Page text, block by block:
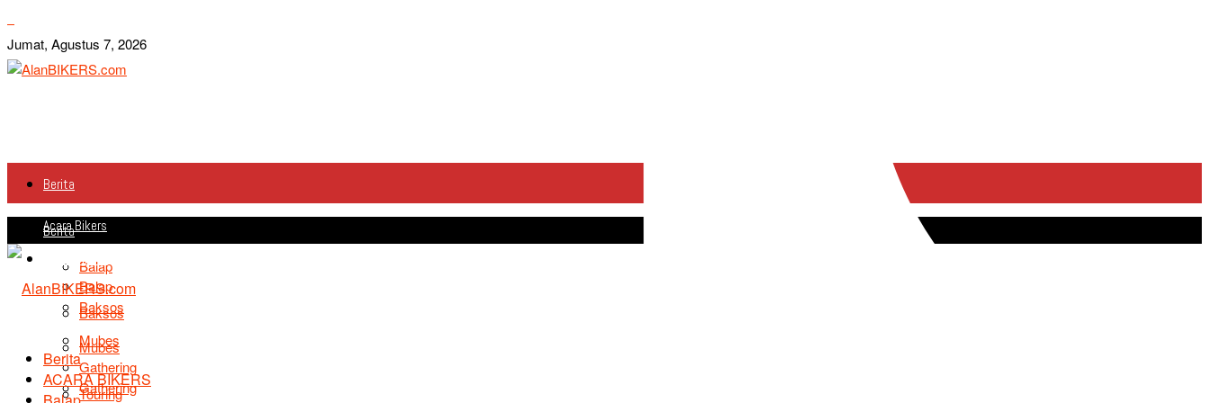
Jumat, Agustus 7, 2026
Berita
Acara Bikers
Balap
Baksos
Mubes
Gathering
Berita
Acara Bikers
Balap
Baksos
Mubes
Gathering
Touring
Berita
ACARA BIKERS